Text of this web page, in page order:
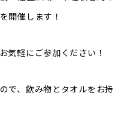
開催します！
気軽にご参加ください！
で、飲み物とタオルをお持